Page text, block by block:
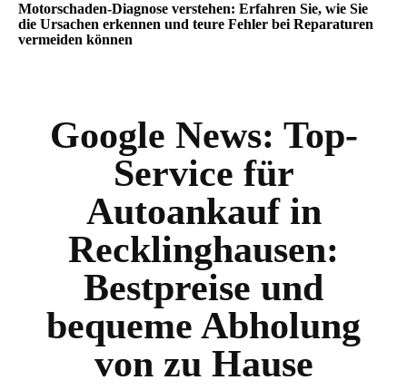
Motorschaden-Diagnose verstehen: Erfahren Sie, wie Sie
die Ursachen erkennen und teure Fehler bei Reparaturen
vermeiden können
Google News: Top-
Service für
Autoankauf in
Recklinghausen:
Bestpreise und
bequeme Abholung
von zu Hause